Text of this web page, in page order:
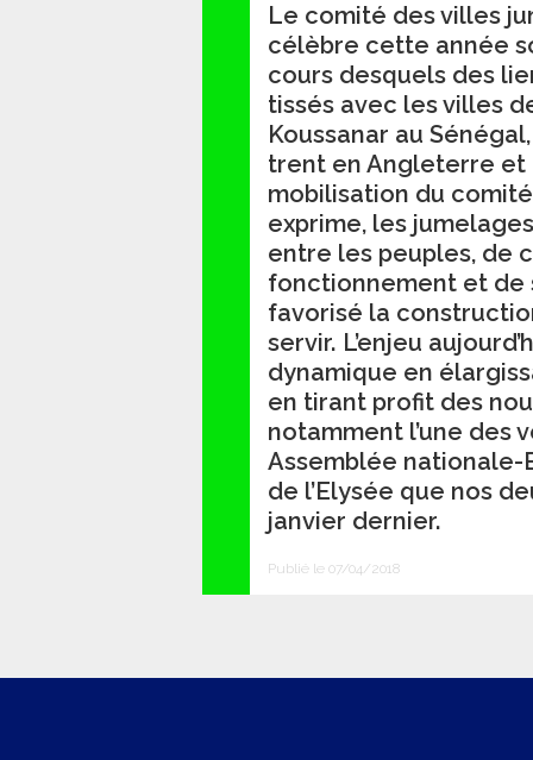
Le comité des villes
célèbre cette année
cours desquels des
tissés avec les villes
Koussanar au
trent en Angleterre et
mobilisation du
exprime, les
entre les peuples, de
fonctionnement et de
favorisé la
servir. L’enjeu
dynamique en
en tirant profit des
notamment l’une des
Assemblée nationale-
de l’Elysée que nos
janvier dernier.
Publié le 07/04/2018